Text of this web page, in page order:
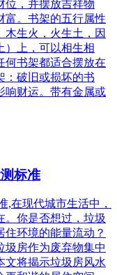
位，并摆放吉祥物
富。书架的五行属性
木生火，火生土，因
）上，可以相生相
何书架都适合摆放在
：破旧或损坏的书
响财运。带有金属或
标准
,在现代城市生活中，
。你是否想过，垃圾
环境的能量流动？
圾房作为废弃物集中
文将揭示垃圾房风水